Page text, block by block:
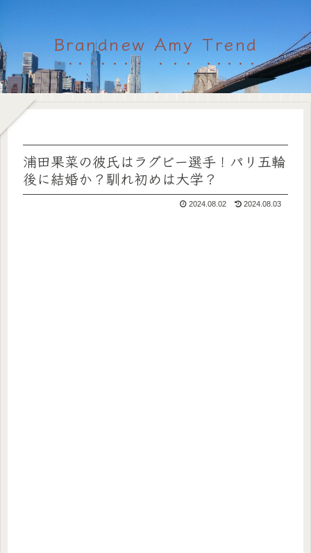
Brandnew Amy Trend
浦田果菜の彼氏はラグビー選手！パリ五輪
後に結婚か？馴れ初めは大学？
2024.08.02 2024.08.03